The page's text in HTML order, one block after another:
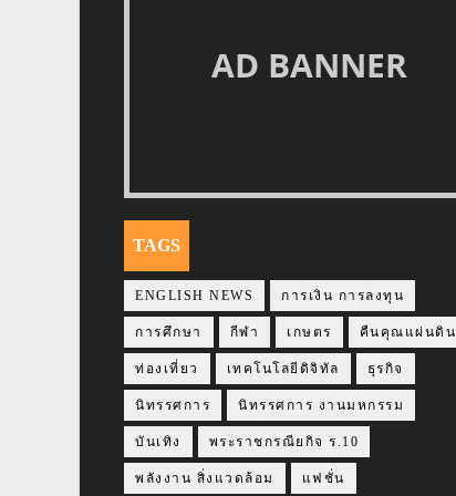
AD BANNER
TAGS
ENGLISH NEWS การเงิน การลงทุน
การศึกษา กีฬา เกษตร คืนคุณแผ่นดิน
ท่องเที่ยว เทคโนโลยีดิจิทัล ธุรกิจ
นิทรรศการ นิทรรศการ งานมหกรรม
บันเทิง พระราชกรณียกิจ ร.10
พลังงาน สิ่งแวดล้อม แฟชั่น